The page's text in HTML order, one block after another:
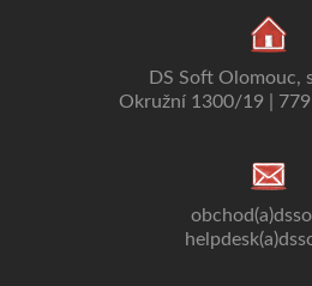
DS Soft Olomouc,
Okružní 1300/19 |